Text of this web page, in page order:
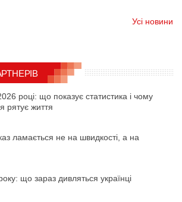
Усі новини
році: що показує статистика і чому
рятує життя
ламається не на швидкості, а на
що зараз дивляться українці